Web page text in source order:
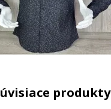
produkty